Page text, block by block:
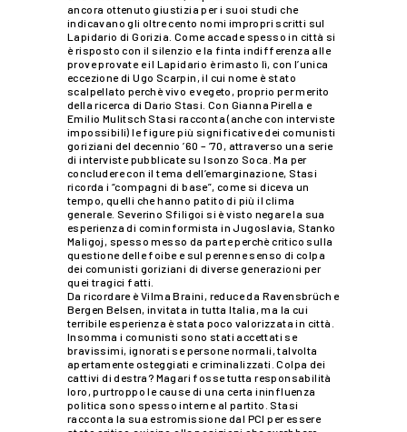
ancora ottenuto giustizia per i suoi studi che
indicavano gli oltre cento nomi impropri scritti sul
Lapidario di Gorizia. Come accade spesso in città si
è risposto con il silenzio e la finta indifferenza alle
prove provate e il Lapidario è rimasto lì, con l’unica
eccezione di Ugo Scarpin, il cui nome è stato
scalpellato perchè vivo e vegeto, proprio per merito
della ricerca di Dario Stasi. Con Gianna Pirella e
Emilio Mulitsch Stasi racconta (anche con interviste
impossibili) le figure più significative dei comunisti
goriziani del decennio ’60 – ’70, attraverso una serie
di interviste pubblicate su Isonzo Soca. Ma per
concludere con il tema dell’emarginazione, Stasi
ricorda i “compagni di base”, come si diceva un
tempo, quelli che hanno patito di più il clima
generale. Severino Sfiligoi si è visto negare la sua
esperienza di cominformista in Jugoslavia, Stanko
Maligoj, spesso messo da parte perchè critico sulla
questione delle foibe e sul perenne senso di colpa
dei comunisti goriziani di diverse generazioni per
quei tragici fatti.
Da ricordare è Vilma Braini, reduce da Ravensbrüch e
Bergen Belsen, invitata in tutta Italia, ma la cui
terribile esperienza è stata poco valorizzata in città.
Insomma i comunisti sono stati accettati se
bravissimi, ignorati se persone normali, talvolta
apertamente osteggiati e criminalizzati. Colpa dei
cattivi di destra? Magari fosse tutta responsabilità
loro, purtroppo le cause di una certa ininfluenza
politica sono spesso interne al partito. Stasi
racconta la sua estromissione dal PCI per essere